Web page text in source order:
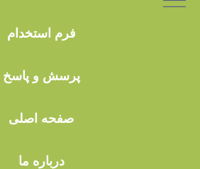
فرم استخدام
پرسش و پاسخ
صفحه اصلی
درباره ما